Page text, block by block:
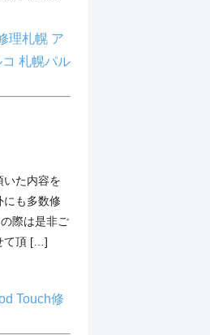
理札幌 ア
札幌パル
いた内容を
にも多数修
際は是非ご
て頂 […]
Touch修